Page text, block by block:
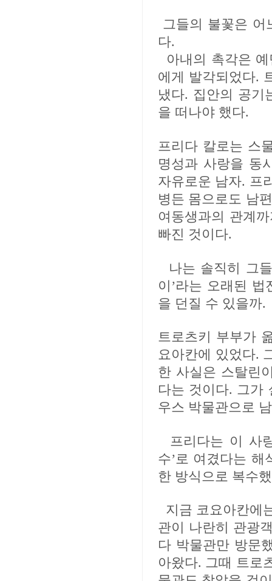
그들의 불꽃은 어
다.
아내의 촉각은
에게 발각되었다.
냈다. 집안의 공기
을 떠나야 했다.
프리다 칼로는 스
명성과 사랑을 동
자유로운 남자. 프
병든 몸으로도 남
여동생과의 관계
빠진 것이다.
나는 솔직히 그
이’라는 오래된
을 던질 수 있을까.
트로츠키 부부가
요아칸에 있었다.
한 사실은 스탈린
다는 것이다. 그가
우스 박물관으로
프리다는 이 사
수’로 여겼다는
한 방식으로 복수
지금 코요아칸에
관이 나란히 관광
다 박물관만 방문
아왔다. 그때 트로